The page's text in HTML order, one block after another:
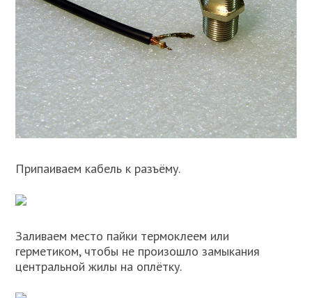
Припаиваем кабель к разъёму.
Заливаем место пайки термоклеем или
герметиком, чтобы не произошло замыкания
центральной жилы на оплётку.